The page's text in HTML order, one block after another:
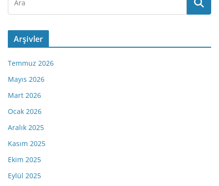
Arşivler
Temmuz 2026
Mayıs 2026
Mart 2026
Ocak 2026
Aralık 2025
Kasım 2025
Ekim 2025
Eylül 2025